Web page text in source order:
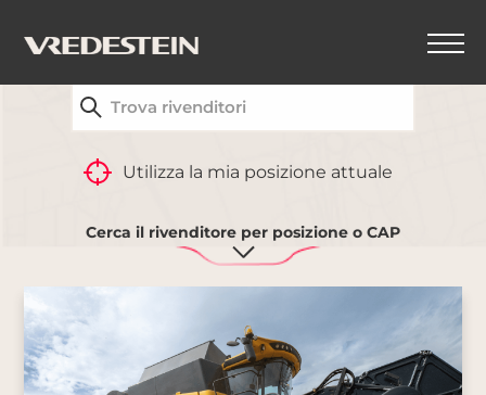
VICINO A TE
Utilizza la mia posizione attuale
Cerca il rivenditore per posizione o CAP
Uso agricolo